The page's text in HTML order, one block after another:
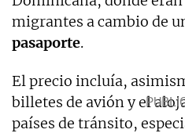
migrantes a cambio de
pasaporte.
El precio incluía,
billetes de avión y el
países de tránsito,